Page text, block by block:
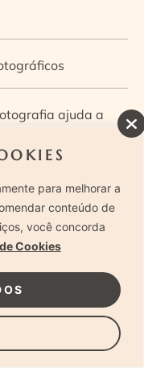
para melhorar a
conteúdo de
você concorda
Cookies
ajuda a
da criança
o fluxo de trabalho
guia de poses para